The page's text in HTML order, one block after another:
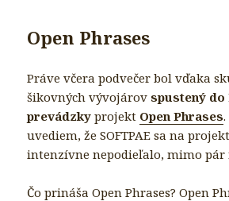
Open Phrases
Práve včera podvečer bol vďaka
šikovných vývojárovspustený do
prevádzky projekt Open Phrases
uvediem, že SOFTPAE sa na
intenzívne nepodieľalo, mimo pár
Čo prináša Open Phrases? Open